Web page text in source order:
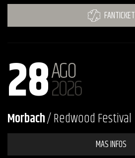
FANTICKET
28AGO
2026
Morbach/ Redwood Festival
MAS INFOS